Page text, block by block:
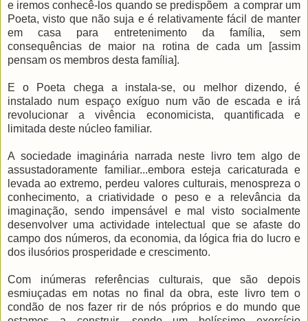
e iremos conhecê-los quando se predispõem a comprar um
Poeta, visto que não suja e é relativamente fácil de manter
em casa para entretenimento da família, sem
consequências de maior na rotina de cada um [assim
pensam os membros desta família].
E o Poeta chega a instala-se, ou melhor dizendo, é
instalado num espaço exíguo num vão de escada e irá
revolucionar a vivência economicista, quantificada e
limitada deste núcleo familiar.
A sociedade imaginária narrada neste livro tem algo de
assustadoramente familiar...embora esteja caricaturada e
levada ao extremo, perdeu valores culturais, menospreza o
conhecimento, a criatividade o peso e a relevância da
imaginação, sendo impensável e mal visto socialmente
desenvolver uma actividade intelectual que se afaste do
campo dos números, da economia, da lógica fria do lucro e
dos ilusórios prosperidade e crescimento.
Com inúmeras referências culturais, que são depois
esmiuçadas em notas no final da obra, este livro tem o
condão de nos fazer rir de nós próprios e do mundo que